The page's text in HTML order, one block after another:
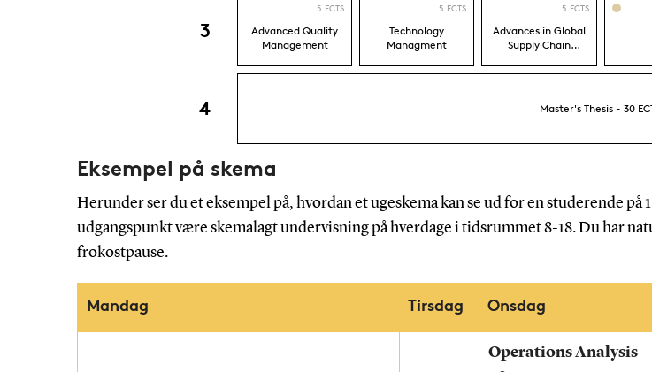
Eksempel på skema
Herunder ser du et eksempel på, hvordan et ugeskema kan se ud for en studerende på
udgangspunkt være skemalagt undervisning på hverdage i tidsrummet 8-18. Du har
frokostpause.
Mandag Tirsdag Onsdag
Operations Analysis